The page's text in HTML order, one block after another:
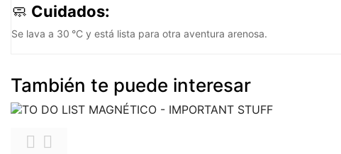
🧼 Cuidados:
Se lava a 30 °C y está lista para otra aventura arenosa.
También te puede interesar
 